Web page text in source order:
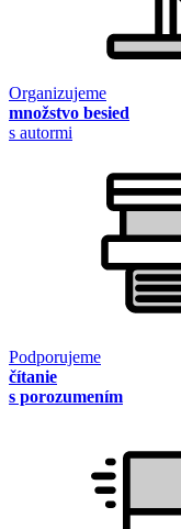
Organizujeme
množstvo besied
s autormi
Podporujeme
čítanie
s porozumením